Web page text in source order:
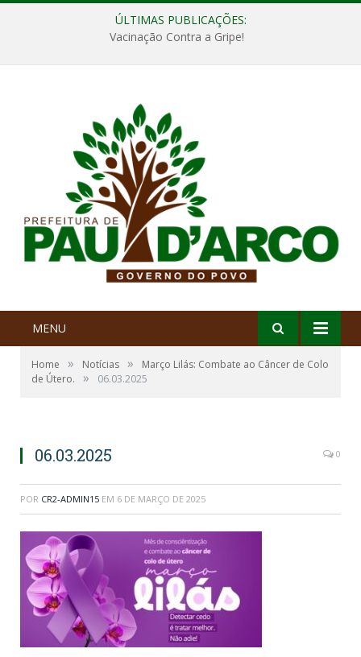
ÚLTIMAS PUBLICAÇÕES:
Vacinação Contra a Gripe!
MENU
Home » Notícias »
Março Lilás: Combate ao Câncer de Colo
de Útero.
» 06.03.2025
06.03.2025 0
POR CR2-ADMIN15 EM 6 DE MARÇO DE 2025